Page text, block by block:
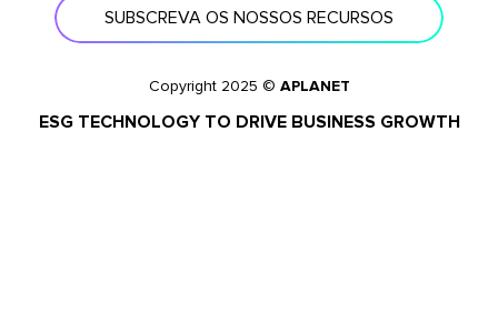
SUBSCREVA OS NOSSOS RECURSOS
Copyright 2025 © APLANET
ESG TECHNOLOGY TO DRIVE BUSINESS GROWTH